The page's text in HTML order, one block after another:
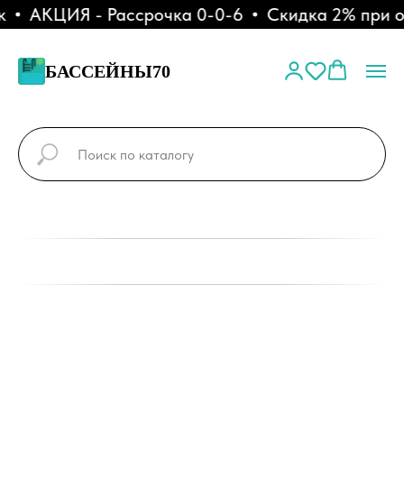
АКЦИЯ - Рассрочка 0-0-6 Скидка 2% при
БАССЕЙНЫ70